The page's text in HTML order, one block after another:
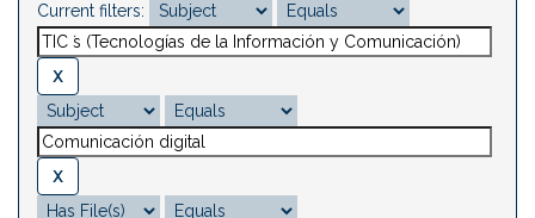
Current filters: